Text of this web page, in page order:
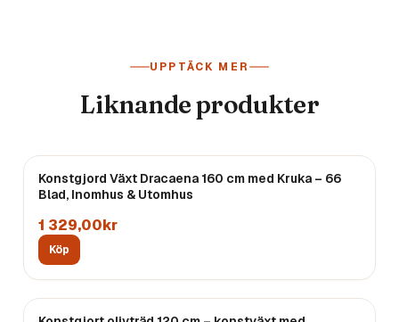
UPPTÄCK MER
Liknande produkter
Konstgjord Växt Dracaena 160 cm med Kruka – 66
Blad, Inomhus & Utomhus
1 329,00kr
Köp